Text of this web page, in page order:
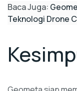
Baca Juga:
Teknologi Drone